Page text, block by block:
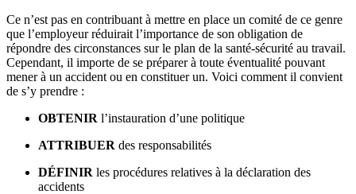
Ce n’est pas en contribuant à mettre en place un comité de ce genre
que l’employeur réduirait l’importance de son obligation de
répondre des circonstances sur le plan de la santé-sécurité au travail.
Cependant, il importe de se préparer à toute éventualité pouvant
mener à un accident ou en constituer un. Voici comment il convient
de s’y prendre :
OBTENIR l’instauration d’une politique
ATTRIBUER des responsabilités
DÉFINIR les procédures relatives à la déclaration des
accidents